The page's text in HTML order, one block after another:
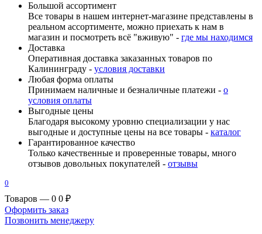
Большой ассортимент
Все товары в нашем интернет-магазине представлены в
реальном ассортименте, можно приехать к нам в
магазин и посмотреть всё "вживую" - где мы находимся
Доставка
Оперативная доставка заказанных товаров по
Калининграду - условия доставки
Любая форма оплаты
Принимаем наличные и безналичные платежи - о
условия оплаты
Выгодные цены
Благодаря высокому уровню специализации у нас
выгодные и доступные цены на все товары - каталог
Гарантированное качество
Только качественные и проверенные товары, много
отзывов довольных покупателей - отзывы
0
Товаров — 0 0 ₽
Оформить заказ
Позвонить менеджеру